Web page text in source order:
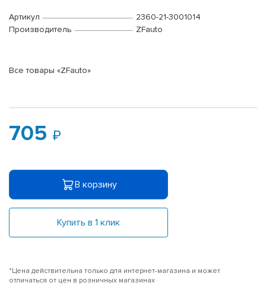
Артикул
2360-21-3001014
Производитель
ZFauto
Все товары «ZFauto»
705
В корзину
Купить в 1 клик
*Цена действительна только для интернет-магазина и может
отличаться от цен в розничных магазинах